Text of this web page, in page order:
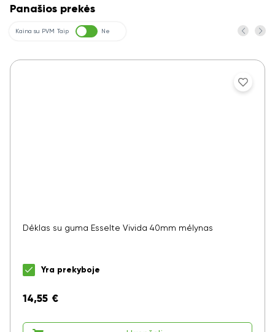
Panašios prekės
Kaina su PVM Taip Ne
Dėklas su guma Esselte Vivida 40mm mėlynas
Yra prekyboje
14,55 €